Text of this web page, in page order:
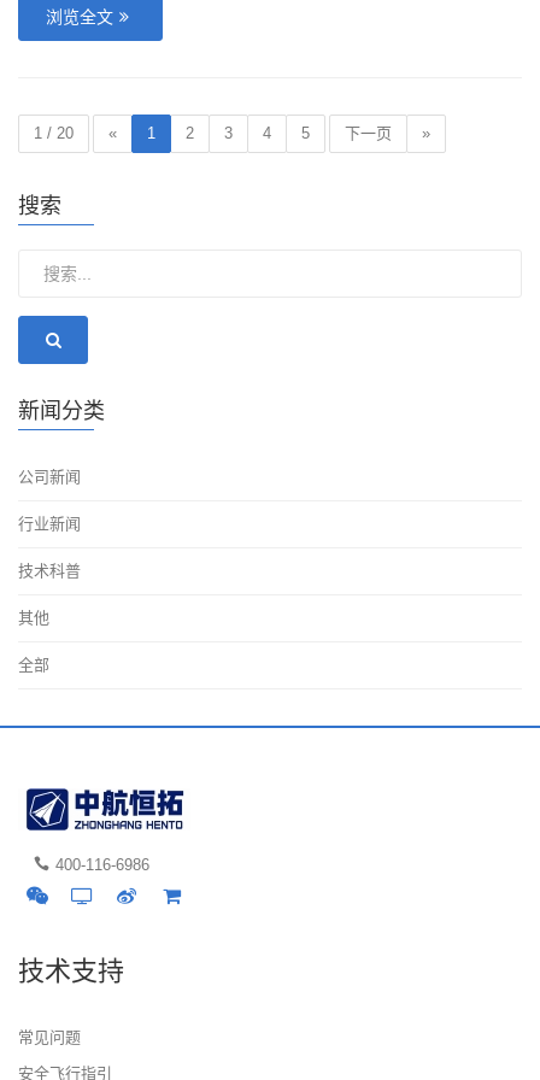
浏览全文
1 / 20 « 1 2 3 4 5 下一页 »
搜索
新闻分类
公司新闻
行业新闻
技术科普
其他
全部
400-116-6986
技术支持
常见问题
安全飞行指引